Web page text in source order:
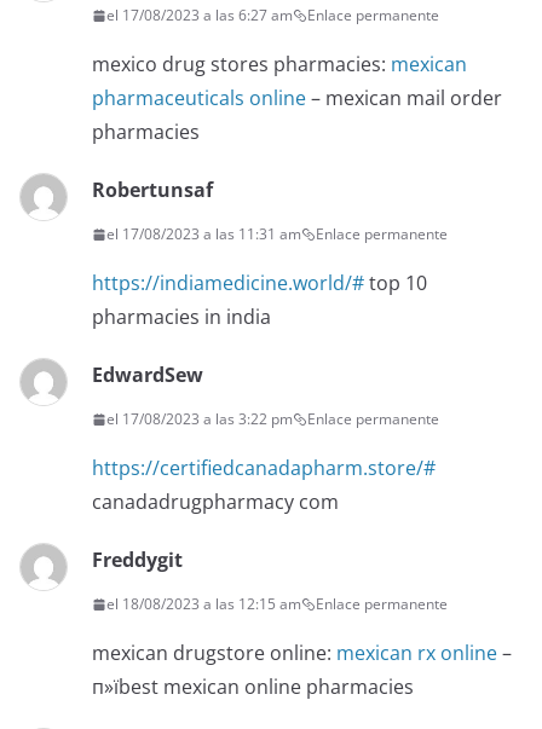
el 17/08/2023 a las 6:27 am Enlace permanente
mexico drug stores pharmacies: mexican
pharmaceuticals online– mexican mail order
pharmacies
Robertunsaf
el 17/08/2023 a las 11:31 am Enlace permanente
https://indiamedicine.world/#top 10
pharmacies in india
EdwardSew
el 17/08/2023 a las 3:22 pm Enlace permanente
https://certifiedcanadapharm.store/#
canadadrugpharmacy com
Freddygit
el 18/08/2023 a las 12:15 am Enlace permanente
mexican drugstore online: mexican rx online–
п»їbest mexican online pharmacies